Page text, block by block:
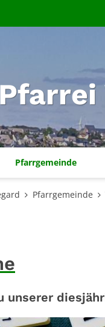
Pfarrei
Pfarrgemeinde
Pfarrgemeinde
unserer